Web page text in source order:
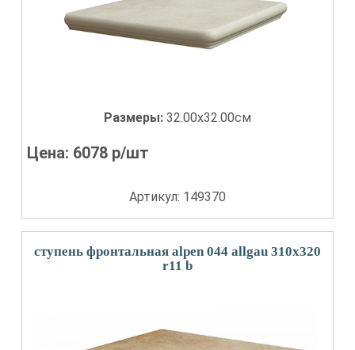
Размеры: 32.00x32.00см
Цена: 6078 р/шт
Артикул: 149370
ступень фронтальная alpen 044 allgau 310x320
r11 b